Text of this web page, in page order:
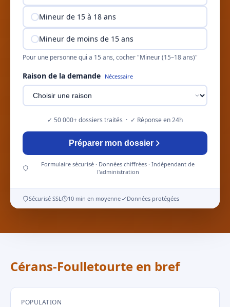
Mineur de 15 à 18 ans
Mineur de moins de 15 ans
Pour une personne qui a 15 ans, cocher "Mineur (15–18 ans)"
Raison de la demande Nécessaire
✓ 50 000+ dossiers traités · ✓ Réponse en 24h
Préparer mon dossier
Formulaire sécurisé · Données chiffrées · Indépendant de
l'administration
Sécurisé SSL 10 min en moyenne Données protégées
Cérans-Foulletourte en bref
POPULATION